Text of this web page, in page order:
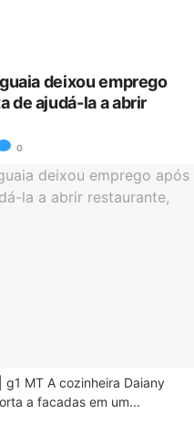
deixou emprego
de ajudá-la a abrir
0
g1 MT A cozinheira Daiany
a facadas em um...